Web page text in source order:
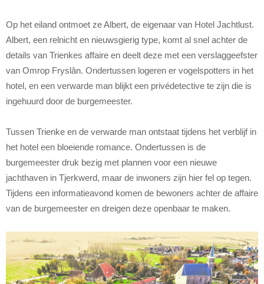
Op het eiland ontmoet ze Albert, de eigenaar van Hotel Jachtlust.
Albert, een relnicht en nieuwsgierig type, komt al snel achter de
details van Trienkes affaire en deelt deze met een verslaggeefster
van Omrop Fryslân. Ondertussen logeren er vogelspotters in het
hotel, en een verwarde man blijkt een privédetective te zijn die is
ingehuurd door de burgemeester.
Tussen Trienke en de verwarde man ontstaat tijdens het verblijf in
het hotel een bloeiende romance. Ondertussen is de
burgemeester druk bezig met plannen voor een nieuwe
jachthaven in Tjerkwerd, maar de inwoners zijn hier fel op tegen.
Tijdens een informatieavond komen de bewoners achter de affaire
van de burgemeester en dreigen deze openbaar te maken.